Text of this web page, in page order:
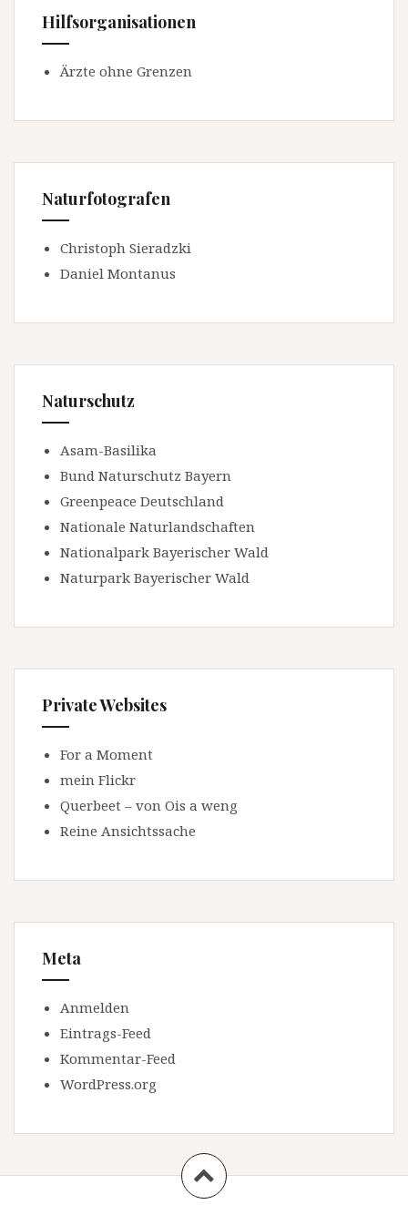
Hilfsorganisationen
Ärzte ohne Grenzen
Naturfotografen
Christoph Sieradzki
Daniel Montanus
Naturschutz
Asam-Basilika
Bund Naturschutz Bayern
Greenpeace Deutschland
Nationale Naturlandschaften
Nationalpark Bayerischer Wald
Naturpark Bayerischer Wald
Private Websites
For a Moment
mein Flickr
Querbeet – von Ois a weng
Reine Ansichtssache
Meta
Anmelden
Eintrags-Feed
Kommentar-Feed
WordPress.org